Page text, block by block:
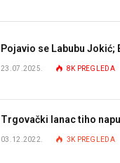
Pojavio se Labubu Jokić;
23.07.2025. 8K PREGLEDA
Trgovački lanac tiho
03.12.2022. 3K PREGLEDA